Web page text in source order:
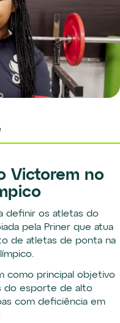
Victorem no
definir os atletas do
pela Priner que atua
de atletas de ponta na
como principal objetivo
do esporte de alto
com deficiência em